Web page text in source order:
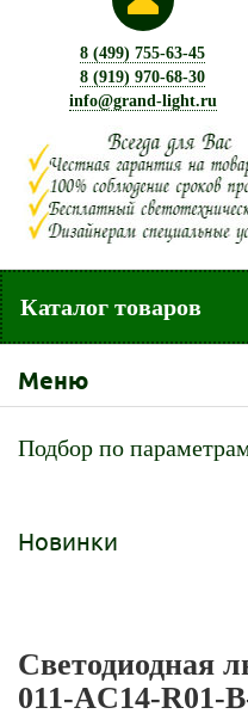
8 (499) 755-63-45
8 (919) 970-68-30
info@grand-light.ru
Каталог товаров
Меню
Подбор по
Новинки
Светодиодная
011-AC14-R01-